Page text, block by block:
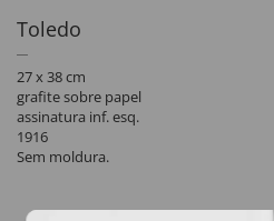
Toledo
27 x 38 cm
grafite sobre papel
assinatura inf. esq.
1916
Sem moldura.